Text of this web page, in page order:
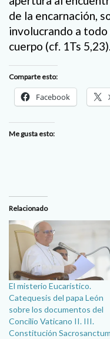
de la encarnación,
involucrando a
cuerpo (cf. 1Ts
Comparte esto:
Facebook
Me gusta esto:
Relacionado
El misterio Eucarístico.
Catequesis del papa León
sobre los documentos del
Concilio Vaticano II. III.
Constitución Sacrosanctum